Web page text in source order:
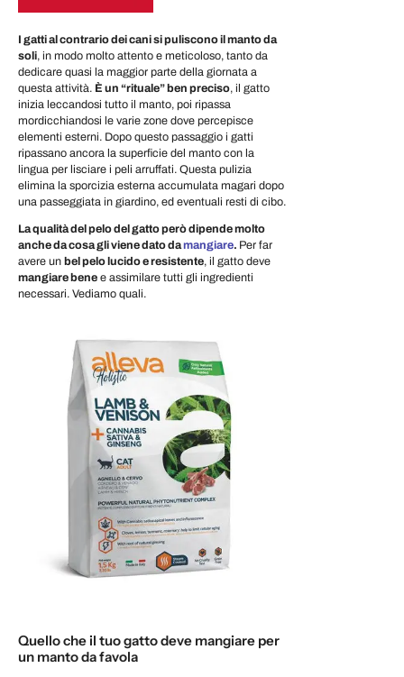
I gatti al contrario dei cani si puliscono il manto da
soli, in modo molto attento e meticoloso, tanto da
dedicare quasi la maggior parte della giornata a
questa attività. È un “rituale” ben preciso, il gatto
inizia leccandosi tutto il manto, poi ripassa
mordicchiandosi le varie zone dove percepisce
elementi esterni. Dopo questo passaggio i gatti
ripassano ancora la superficie del manto con la
lingua per lisciare i peli arruffati. Questa pulizia
elimina la sporcizia esterna accumulata magari dopo
una passeggiata in giardino, ed eventuali resti di cibo.
La qualità del pelo del gatto però dipende molto
anche da cosa gli viene dato damangiare. Per far
avere un bel pelo lucido e resistente, il gatto deve
mangiare bene e assimilare tutti gli ingredienti
necessari. Vediamo quali.
Quello che il tuo gatto deve mangiare per
un manto da favola